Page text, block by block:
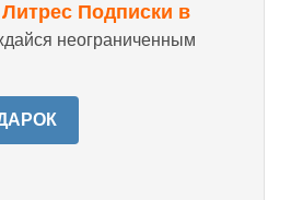
Подписки в
неограниченным